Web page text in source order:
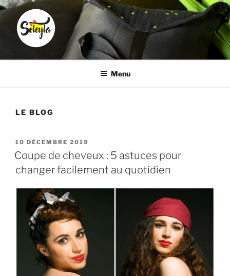
Aller
contenu
principal
SOLEYLA
Transformez la corvée coiffure en moment plaisir
Menu
LE BLOG
PUBLIÉ
LE
10 DÉCEMBRE 2019
Coupe de cheveux : 5 astuces pour
changer facilement au quotidien